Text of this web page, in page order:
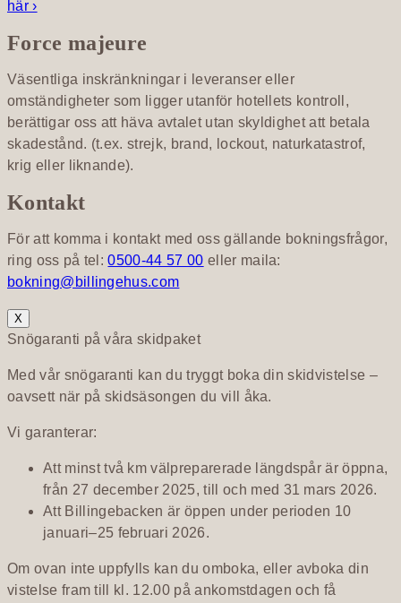
här ›
Force majeure
Väsentliga inskränkningar i leveranser eller
omständigheter som ligger utanför hotellets kontroll,
berättigar oss att häva avtalet utan skyldighet att betala
skadestånd. (t.ex. strejk, brand, lockout, naturkatastrof,
krig eller liknande).
Kontakt
För att komma i kontakt med oss gällande bokningsfrågor,
ring oss på tel:0500-44 57 00 eller maila:
bokning@billingehus.com
X
Snögaranti på våra skidpaket
Med vår snögaranti kan du tryggt boka din skidvistelse –
oavsett när på skidsäsongen du vill åka.
Vi garanterar:
Att minst två km välpreparerade längdspår är öppna,
från 27 december 2025, till och med 31 mars 2026.
Att Billingebacken är öppen under perioden 10
januari–25 februari 2026.
Om ovan inte uppfylls kan du omboka, eller avboka din
vistelse fram till kl. 12.00 på ankomstdagen och få